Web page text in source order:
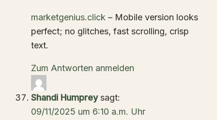
marketgenius.click – Mobile version looks
perfect; no glitches, fast scrolling, crisp
text.
Zum Antworten anmelden
Shandi Humprey sagt:
09/11/2025 um 6:10 a.m. Uhr